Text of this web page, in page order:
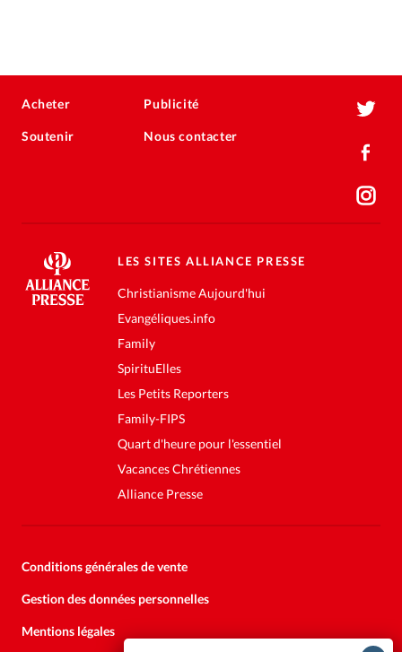
Acheter
Soutenir
Publicité
Nous contacter
LES SITES ALLIANCE PRESSE
Christianisme Aujourd'hui
Evangéliques.info
Family
SpirituElles
Les Petits Reporters
Family-FIPS
Quart d'heure pour l'essentiel
Vacances Chrétiennes
Alliance Presse
Conditions générales de vente
Gestion des données personnelles
Mentions légales